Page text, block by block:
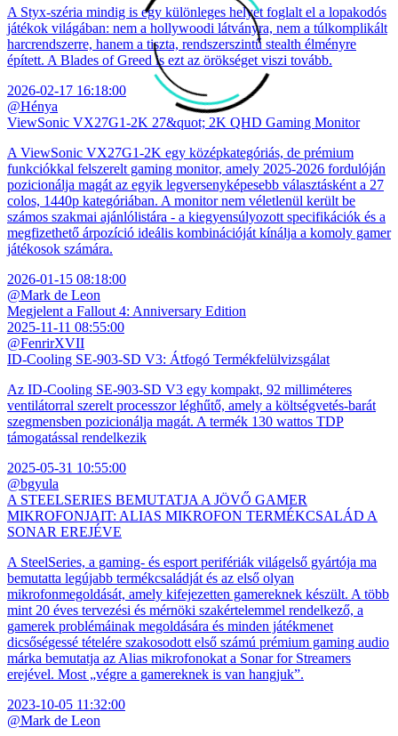
A Styx-széria mindig is egy különleges helyet foglalt el a lopakodós
játékok világában: nem a hollywoodi látványra, nem a túlkomplikált
harcrendszerre, hanem a tiszta, rendszerszintű stealth élményre
épített. A Blades of Greed is ezt az örökséget viszi tovább.
2026-02-17 16:18:00
@Hénya
ViewSonic VX27G1-2K 27&quot; 2K QHD Gaming Monitor
A ViewSonic VX27G1-2K egy középkategóriás, de prémium
funkciókkal felszerelt gaming monitor, amely 2025-2026 fordulóján
pozicionálja magát az egyik legversenyképesebb választásként a 27
colos, 1440p kategóriában. A monitor nem véletlenül került be
számos szakmai ajánlólistára - a kiegyensúlyozott specifikációk és a
megfizethető árpozíció ideális kombinációját kínálja a komoly gamer
játékosok számára.
2026-01-15 08:18:00
@Mark de Leon
Megjelent a Fallout 4: Anniversary Edition
2025-11-11 08:55:00
@FenrirXVII
ID-Cooling SE-903-SD V3: Átfogó Termékfelülvizsgálat
Az ID-Cooling SE-903-SD V3 egy kompakt, 92 milliméteres
ventilátorral szerelt processzor léghűtő, amely a költségvetés-barát
szegmensben pozicionálja magát. A termék 130 wattos TDP
támogatással rendelkezik
2025-05-31 10:55:00
@bgyula
A STEELSERIES BEMUTATJA A JÖVŐ GAMER
MIKROFONJAIT: ALIAS MIKROFON TERMÉKCSALÁD A
SONAR EREJÉVE
A SteelSeries, a gaming- és esport perifériák világelső gyártója ma
bemutatta legújabb termékcsaládját és az első olyan
mikrofonmegoldását, amely kifejezetten gamereknek készült. A több
mint 20 éves tervezési és mérnöki szakértelemmel rendelkező, a
gamerek problémáinak megoldására és minden játékmenet
dicsőségessé tételére szakosodott első számú prémium gaming audio
márka bemutatja az Alias mikrofonokat a Sonar for Streamers
erejével. Most „végre a gamereknek is van hangjuk”.
2023-10-05 11:32:00
@Mark de Leon